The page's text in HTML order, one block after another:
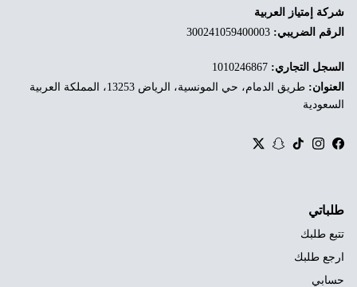
شركة إمتياز العربية
الرقم الضريبي:
السجل التجاري:
العنوان:
طريق الدمام، حي المونسية، الرياض 13253، المملكة العربية
السعودية
Facebook
Instagram
TikTok
Snapchat
Twitter
طلباتي
تتبع طلبك
ارجع طلبك
حسابي